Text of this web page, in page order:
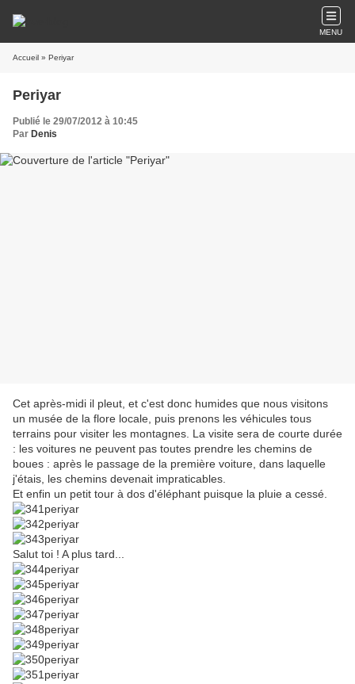
MENU
Accueil » Periyar
Periyar
Publié le 29/07/2012 à 10:45
Par Denis
Cet après-midi il pleut, et c'est donc humides que nous visitons
un musée de la flore locale, puis prenons les véhicules tous
terrains pour visiter les montagnes. La visite sera de courte durée
: les voitures ne peuvent pas toutes prendre les chemins de
boues : après le passage de la première voiture, dans laquelle
j'étais, les chemins devenait impraticables.
Et enfin un petit tour à dos d'éléphant puisque la pluie a cessé.
Salut toi ! A plus tard...